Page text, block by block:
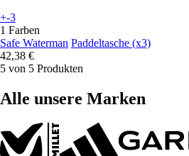
+-3
1 Farben
Safe Waterman Paddeltasche (x3)
42,38 €
5 von 5 Produkten
Alle unsere Marken